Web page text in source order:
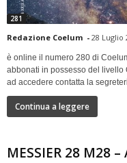
281
Redazione Coelum - 28 Luglio
è online il numero 280 di
abbonati in possesso del livello
ad accedere contatta la
Continua a leggere
MESSIER 28 M28